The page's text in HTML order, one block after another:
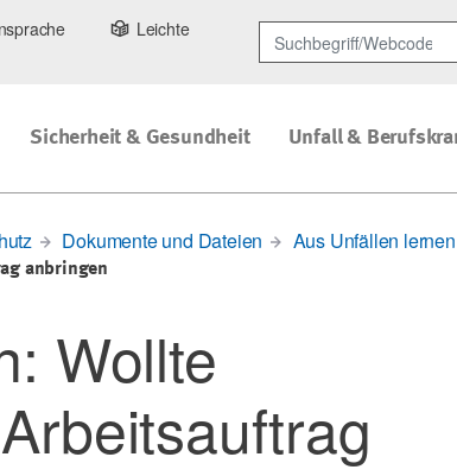
Leichte
Suchbegriff/Webcode
Sicherheit & Gesundheit Unfall &
Dokumente und Dateien Aus Unfällen lernen
anbringen
Wollte